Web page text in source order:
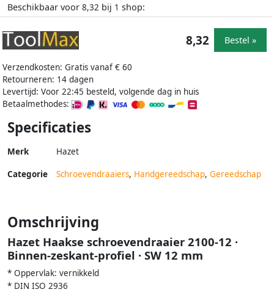
Beschikbaar voor 8,32 bij 1 shop:
Verzendkosten: Gratis vanaf € 60
Retourneren: 14 dagen
Levertijd: Voor 22:45 besteld, volgende dag in huis
Betaalmethodes:
8,32 Bestel »
Specificaties
Merk Hazet
Categorie Schroevendraaiers, Handgereedschap, Gereedschap
Omschrijving
Hazet Haakse schroevendraaier 2100-12 ·
Binnen-zeskant-profiel · SW 12 mm
* Oppervlak: vernikkeld
* DIN ISO 2936